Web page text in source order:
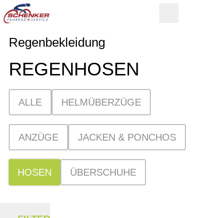
Regenbekleidung
REGENHOSEN
ALLE HELMÜBERZÜGE
ANZÜGE JACKEN & PONCHOS
HOSEN ÜBERSCHUHE